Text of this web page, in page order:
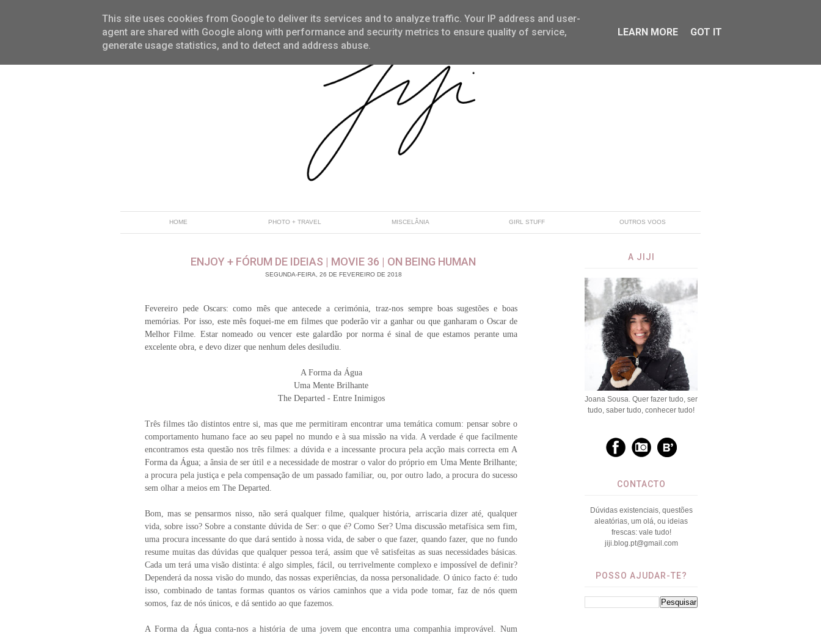
HOME PHOTO + TRAVEL MISCELÂNIA GIRL STUFF OUTROS VOOS
A JIJI
Joana Sousa. Quer fazer tudo, ser
tudo, saber tudo, conhecer tudo!
CONTACTO
Dúvidas existenciais, questões
aleatórias, um olá, ou ideias
frescas: vale tudo!
jiji.blog.pt@gmail.com
POSSO AJUDAR-TE?
ENJOY + FÓRUM DE IDEIAS | MOVIE 36 | ON BEING HUMAN
SEGUNDA-FEIRA, 26 DE FEVEREIRO DE 2018
Fevereiro pede Oscars: como mês que antecede a cerimónia, traz-nos sempre boas sugestões e boas
memórias. Por isso, este mês foquei-me em filmes que poderão vir a ganhar ou que ganharam o Oscar de
Melhor Filme. Estar nomeado ou vencer este galardão por norma é sinal de que estamos perante uma
excelente obra, e devo dizer que nenhum deles desiludiu.
A Forma da Água
Uma Mente Brilhante
The Departed - Entre Inimigos
Três filmes tão distintos entre si, mas que me permitiram encontrar uma temática comum: pensar sobre o
comportamento humano face ao seu papel no mundo e à sua missão na vida. A verdade é que facilmente
encontramos esta questão nos três filmes: a dúvida e a incessante procura pela acção mais correcta em A
Forma da Água; a ânsia de ser útil e a necessidade de mostrar o valor do próprio em Uma Mente Brilhante;
a procura pela justiça e pela compensação de um passado familiar, ou, por outro lado, a procura do sucesso
sem olhar a meios em The Departed
Bom, mas se pensarmos nisso, não será qualquer filme, qualquer história, arriscaria dizer até, qualquer
vida, sobre isso? Sobre a constante dúvida de Ser: o que é? Como Ser? Uma discussão metafísica sem fim,
uma procura incessante do que dará sentido à nossa vida, de saber o que fazer, quando fazer, que no fundo
resume muitas das dúvidas que qualquer pessoa terá, assim que vê satisfeitas as suas necessidades básicas.
Cada um terá uma visão distinta: é algo simples, fácil, ou terrivelmente complexo e impossível de definir?
Dependerá da nossa visão do mundo, das nossas experiências, da nossa personalidade. O único facto é: tudo
isso, combinado de tantas formas quantos os vários caminhos que a vida pode tomar, faz de nós quem
somos, faz de nós únicos, e dá sentido ao que fazemos.
A Forma da Águaconta-nos a história de uma jovem que encontra uma companhia improvável. Num
This site uses cookies from Google to deliver its services and to analyze traffic. Your IP address and user-
agent are shared with Google along with performance and security metrics to ensure quality of service,
generate usage statistics, and to detect and address abuse.
LEARN MORE GOT IT